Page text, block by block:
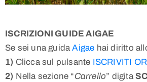
ISCRIZIONI GUIDE AIGAE
Se sei una guidaAigae hai diritto
1) Clicca sul pulsante ISCRIVITI
2) Nella sezione “Carrello” digita